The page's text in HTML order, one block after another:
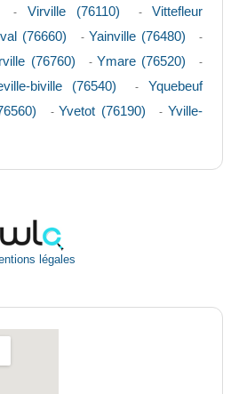
- Virville (76110) - Vittefleur
(76660) - Yainville (76480) -
(76760) - Ymare (76520) -
biville (76540) - Yquebeuf
- Yvetot (76190) - Yville-
légales